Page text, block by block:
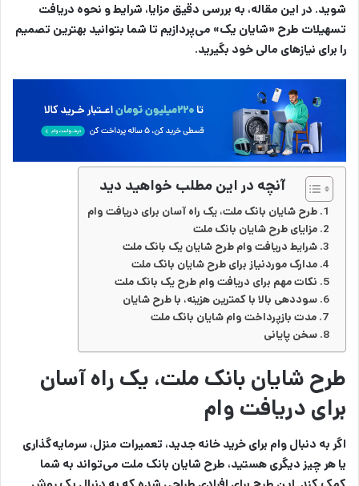
شوید. در این مقاله، به بررسی دقیق مزایا، شرایط و نحوه دریافت
تسهیلات طرح «شایان یک» می‌پردازیم تا شما بتوانید بهترین تصمیم
را برای نیازهای مالی خود بگیرید.
آنچه در این مطلب خواهید دید
طرح شایان بانک ملت، یک راه آسان برای دریافت وام
مزایای طرح شایان بانک ملت
شرایط دریافت وام طرح شایان یک بانک ملت
مدارک موردنیاز برای طرح شایان بانک ملت
نکات مهم برای دریافت وام طرح یک بانک ملت
سوددهی بالا با کمترین هزینه، با طرح شایان
مدت بازپرداخت وام شایان بانک ملت
سخن پایانی
طرح شایان بانک ملت، یک راه آسان
برای دریافت وام
اگر به دنبال وام برای خرید خانه جدید، تعمیرات منزل، سرمایه‌گذاری
یا هر چیز دیگری هستید، طرح شایان بانک ملت می‌تواند به شما